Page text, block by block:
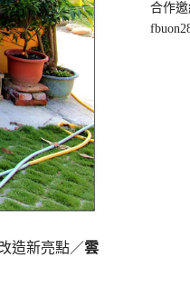
造新亮點／雲
合作邀